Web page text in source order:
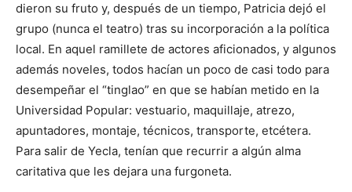
dieron su fruto y, después de un tiempo, Patricia dejó el
grupo (nunca el teatro) tras su incorporación a la política
local. En aquel ramillete de actores aficionados, y algunos
además noveles, todos hacían un poco de casi todo para
desempeñar el “tinglao” en que se habían metido en la
Universidad Popular: vestuario, maquillaje, atrezo,
apuntadores, montaje, técnicos, transporte, etcétera.
Para salir de Yecla, tenían que recurrir a algún alma
caritativa que les dejara una furgoneta.